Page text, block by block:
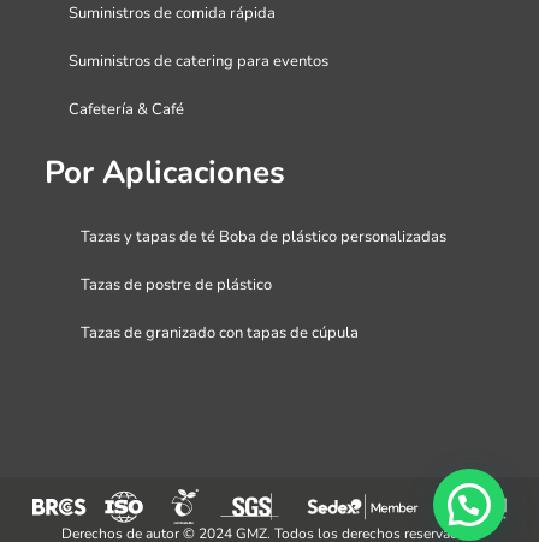
Suministros de comida rápida
Suministros de catering para eventos
Cafetería & Café
Por Aplicaciones
Tazas y tapas de té Boba de plástico personalizadas
Tazas de postre de plástico
Tazas de granizado con tapas de cúpula
Derechos de autor © 2024 GMZ. Todos los derechos reservados.